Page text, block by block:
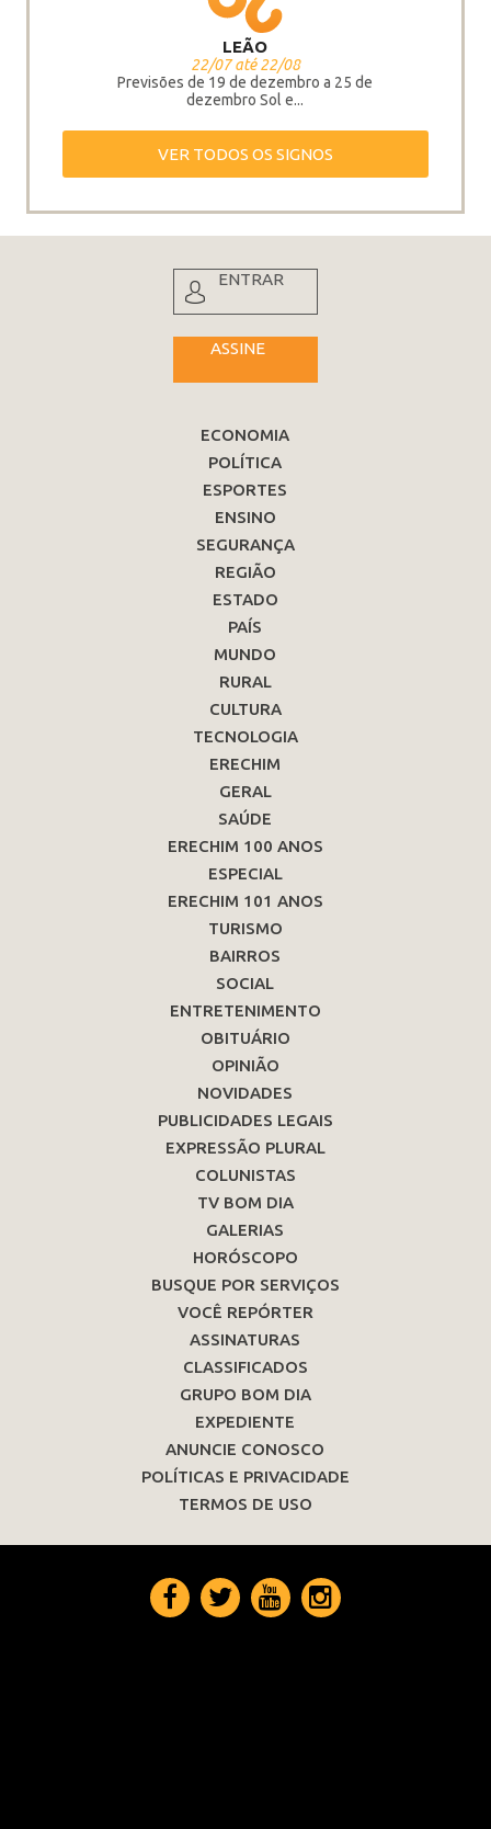
LEÃO
22/07 até 22/08
Previsões de 19 de dezembro a 25 de
dezembro Sol e...
VER TODOS OS SIGNOS
ENTRAR
ASSINE
ECONOMIA
POLÍTICA
ESPORTES
ENSINO
SEGURANÇA
REGIÃO
ESTADO
PAÍS
MUNDO
RURAL
CULTURA
TECNOLOGIA
ERECHIM
GERAL
SAÚDE
ERECHIM 100 ANOS
ESPECIAL
ERECHIM 101 ANOS
TURISMO
BAIRROS
SOCIAL
ENTRETENIMENTO
OBITUÁRIO
OPINIÃO
NOVIDADES
PUBLICIDADES LEGAIS
EXPRESSÃO PLURAL
COLUNISTAS
TV BOM DIA
GALERIAS
HORÓSCOPO
BUSQUE POR SERVIÇOS
VOCÊ REPÓRTER
ASSINATURAS
CLASSIFICADOS
GRUPO BOM DIA
EXPEDIENTE
ANUNCIE CONOSCO
POLÍTICAS E PRIVACIDADE
TERMOS DE USO